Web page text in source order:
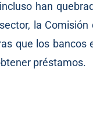
han
la
que los bancos
préstamos.